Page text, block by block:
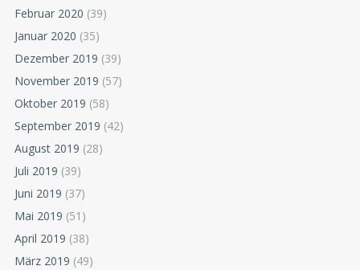
Februar 2020 (39)
Januar 2020 (35)
Dezember 2019 (39)
November 2019 (57)
Oktober 2019 (58)
September 2019 (42)
August 2019 (28)
Juli 2019 (39)
Juni 2019 (37)
Mai 2019 (51)
April 2019 (38)
März 2019 (49)